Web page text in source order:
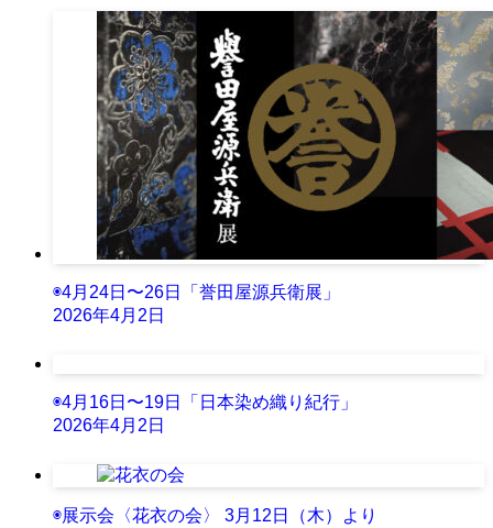
◉4月24日〜26日「誉田屋源兵衛展」
2026年4月2日
◉4月16日〜19日「日本染め織り紀行」
2026年4月2日
◉展示会〈花衣の会〉 3月12日（木）より